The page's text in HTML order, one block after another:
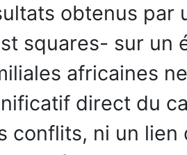
obtenus par
squares- sur un
africaines
direct du
conflits, ni un lien